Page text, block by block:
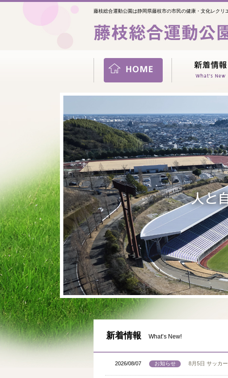
藤枝総合運動公園は静岡県藤枝市の市民の健康・文化レクリ
新着情報 What’s New!
2026/08/07 お知らせ 8月5日 サッカ